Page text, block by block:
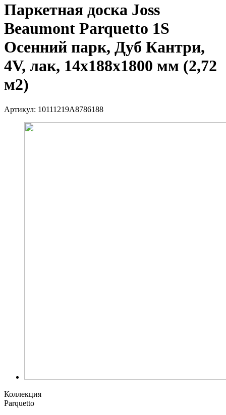
Паркетная доска Joss
Beaumont Parquetto 1S
Осенний парк, Дуб Кантри,
4V, лак, 14х188х1800 мм (2,72
м2)
Артикул: 10111219А8786188
Коллекция
Parquetto